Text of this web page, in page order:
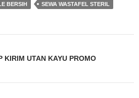
BERSIH
SEWA WASTAFEL STERIL
KIRIM UTAN KAYU PROMO